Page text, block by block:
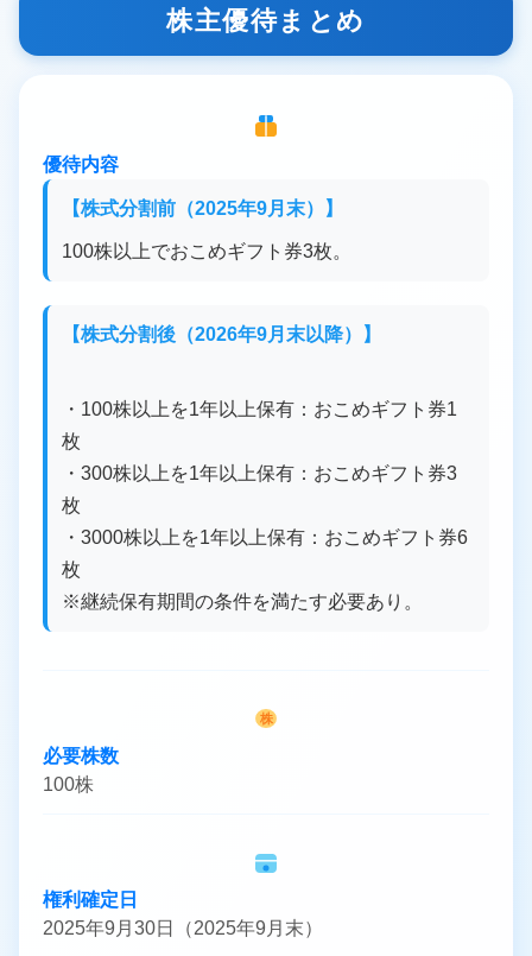
株主優待まとめ
優待内容
【株式分割前（2025年9月末）】
100株以上でおこめギフト券3枚。
【株式分割後（2026年9月末以降）】
・100株以上を1年以上保有：おこめギフト券1
枚
・300株以上を1年以上保有：おこめギフト券3
枚
・3000株以上を1年以上保有：おこめギフト券6
枚
※継続保有期間の条件を満たす必要あり。
株
必要株数
100株
権利確定日
2025年9月30日（2025年9月末）